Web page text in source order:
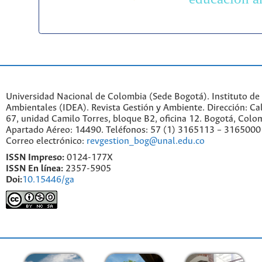
Universidad Nacional de Colombia (Sede Bogotá). Instituto de
Ambientales (IDEA). Revista Gestión y Ambiente. Dirección:
67, unidad Camilo Torres, bloque B2, oficina 12. Bogotá,
Apartado Aéreo: 14490. Teléfonos: 57 (1) 3165113 –
Correo electrónico: revgestion_bog@unal.edu.co
ISSN Impreso: 0124-177X
ISSN En línea: 2357-5905
Doi:10.15446/ga